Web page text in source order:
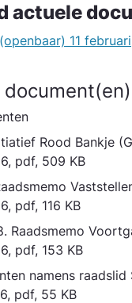
actuele
11 februari
Rood Bankje
30 januari 2026, pdf, 509 KB
30 januari 2026, pdf, 116 KB
Raadsmemo
30 januari 2026, pdf, 153 KB
namens
5 februari 2026, pdf, 55 KB